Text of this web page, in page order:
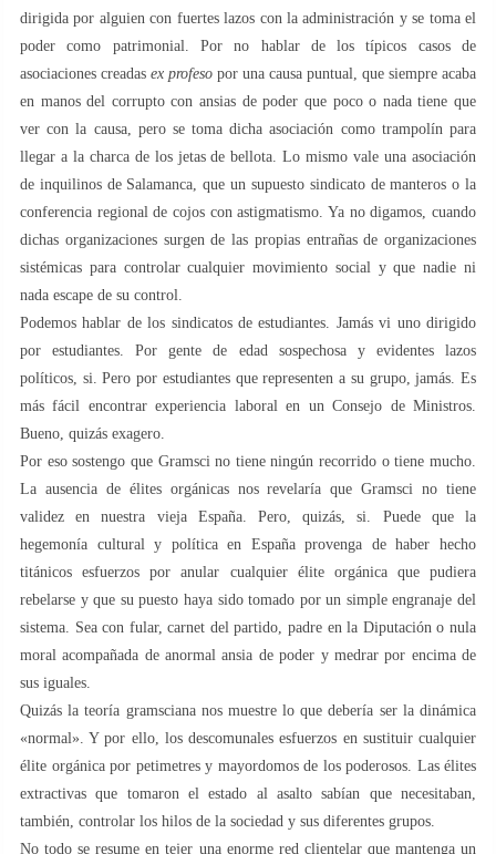
dirigida por alguien con fuertes lazos con la administración y se toma el
poder como patrimonial. Por no hablar de los típicos casos de
asociaciones creadas ex profeso por una causa puntual, que siempre acaba
en manos del corrupto con ansias de poder que poco o nada tiene que
ver con la causa, pero se toma dicha asociación como trampolín para
llegar a la charca de los jetas de bellota. Lo mismo vale una asociación
de inquilinos de Salamanca, que un supuesto sindicato de manteros o la
conferencia regional de cojos con astigmatismo. Ya no digamos, cuando
dichas organizaciones surgen de las propias entrañas de organizaciones
sistémicas para controlar cualquier movimiento social y que nadie ni
nada escape de su control.
Podemos hablar de los sindicatos de estudiantes. Jamás vi uno dirigido
por estudiantes. Por gente de edad sospechosa y evidentes lazos
políticos, si. Pero por estudiantes que representen a su grupo, jamás. Es
más fácil encontrar experiencia laboral en un Consejo de Ministros.
Bueno, quizás exagero.
Por eso sostengo que Gramsci no tiene ningún recorrido o tiene mucho.
La ausencia de élites orgánicas nos revelaría que Gramsci no tiene
validez en nuestra vieja España. Pero, quizás, si. Puede que la
hegemonía cultural y política en España provenga de haber hecho
titánicos esfuerzos por anular cualquier élite orgánica que pudiera
rebelarse y que su puesto haya sido tomado por un simple engranaje del
sistema. Sea con fular, carnet del partido, padre en la Diputación o nula
moral acompañada de anormal ansia de poder y medrar por encima de
sus iguales.
Quizás la teoría gramsciana nos muestre lo que debería ser la dinámica
«normal». Y por ello, los descomunales esfuerzos en sustituir cualquier
élite orgánica por petimetres y mayordomos de los poderosos. Las élites
extractivas que tomaron el estado al asalto sabían que necesitaban,
también, controlar los hilos de la sociedad y sus diferentes grupos.
No todo se resume en tejer una enorme red clientelar que mantenga un